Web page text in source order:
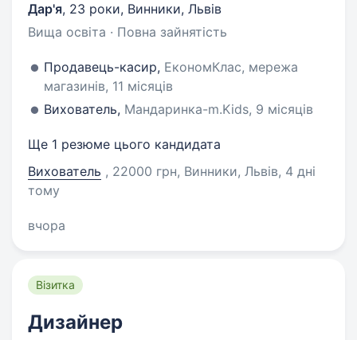
Дар'я, 23 роки, Винники, Львів
Вища освіта · Повна зайнятість
Продавець-касир, ЕкономКлас, мережа
магазинів, 11 місяців
Вихователь, Мандаринка-m.Kids, 9 місяців
Ще 1 резюме цього кандидата
Вихователь , 22000 грн, Винники, Львів, 4 дні
тому
вчора
Візитка
Дизайнер